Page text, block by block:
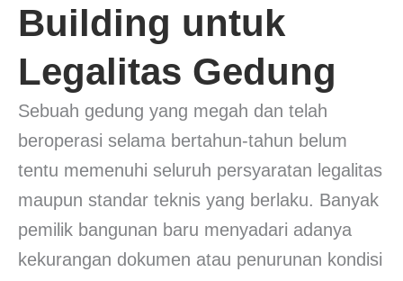
Building untuk
Legalitas Gedung
Sebuah gedung yang megah dan telah
beroperasi selama bertahun-tahun belum
tentu memenuhi seluruh persyaratan legalitas
maupun standar teknis yang berlaku. Banyak
pemilik bangunan baru menyadari adanya
kekurangan dokumen atau penurunan kondisi